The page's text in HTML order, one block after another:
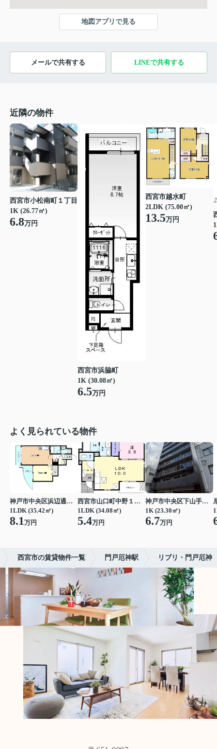
地図アプリで見る
メールで共有する LINEで共有する
近隣の物件
西宮市小松南町１丁目
1K (26.77㎡)
6.8万円
西宮市浜脇町
1K (30.08㎡)
6.5万円
西宮市越水町
2LDK (75.00㎡)
13.5万円
よく見られている物件
神戸市中央区浜辺通３丁目
1LDK (35.42㎡)
8.1万円
西宮市山口町中野１丁目
1LDK (34.08㎡)
5.4万円
神戸市中央区下山手通７丁目
1K (23.30㎡)
6.7万円
西宮市の賃貸物件一覧 門戸厄神駅 リブリ・門戸厄神